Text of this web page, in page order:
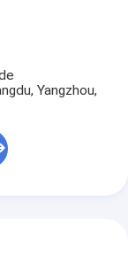
Yangzhou,